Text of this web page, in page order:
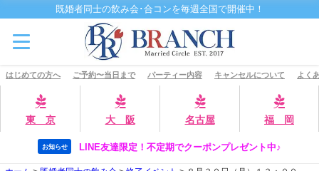
既婚者同士の飲み会･合コンを毎週全国で開催中！
はじめての方へ ご予約〜当日まで パーティー内容 キャンセルについて よく
東 京 大 阪 名古屋 福 岡
お知らせ LINE友達限定！不定期でクーポンプレゼント中♪